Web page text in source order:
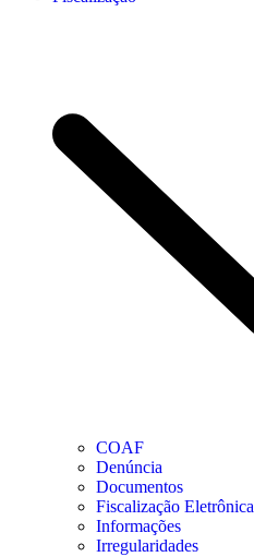
COAF
Denúncia
Documentos
Fiscalização Eletrônica
Informações
Irregularidades